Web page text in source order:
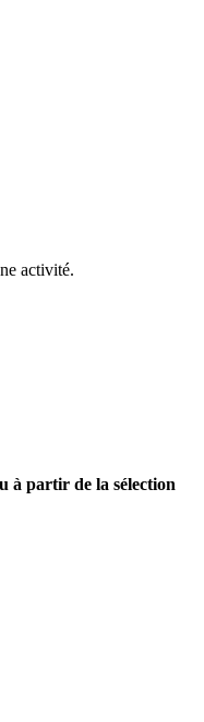
activité.
à partir de la sélection